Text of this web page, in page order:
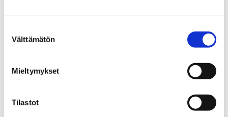
valinta
Välttämätön
Mieltymykset
TilastotNaapurien kuuleminen